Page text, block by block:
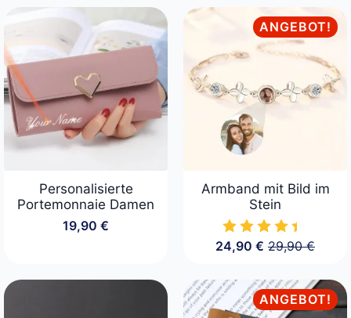
war:
349,00 €
ist:
249,00 €.
Personalisierte
Portemonnaie Damen
19,90 €
ANGEBOT!
Armband mit Bild im
Stein
29,90€
war:
29,90 €
24,90€ Aktueller
ist:
24,90 €.
ANGEBOT!